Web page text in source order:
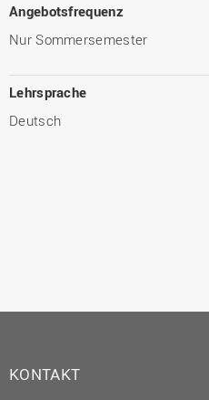
Angebotsfrequenz
Nur Sommersemester
Lehrsprache
Deutsch
KONTAKT